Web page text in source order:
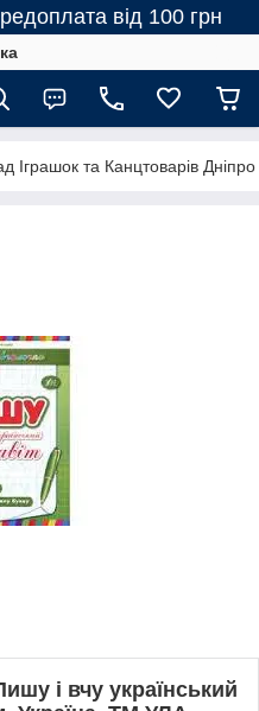
від 100 грн
Іграшок та Канцтоварів Дніпро
і вчу український